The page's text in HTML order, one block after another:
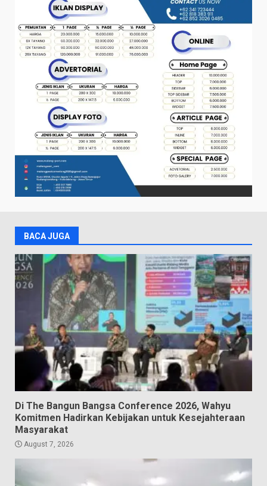
BACA JUGA
Di The Bangun Bangsa Conference 2026, Wahyu
Komitmen Hadirkan Kebijakan untuk Kesejahteraan
Masyarakat
August 7, 2026